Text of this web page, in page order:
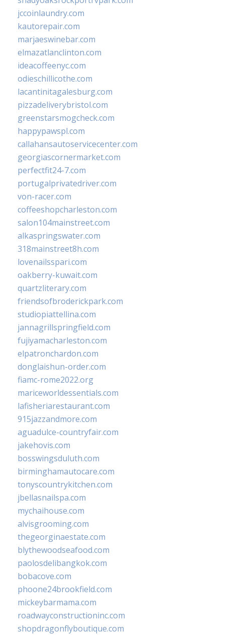
jccoinlaundry.com
kautorepair.com
marjaeswinebar.com
elmazatlanclinton.com
ideacoffeenyc.com
odieschillicothe.com
lacantinitagalesburg.com
pizzadeliverybristol.com
greenstarsmogcheck.com
happypawspl.com
callahansautoservicecenter.com
georgiascornermarket.com
perfectfit24-7.com
portugalprivatedriver.com
von-racer.com
coffeeshopcharleston.com
salon104mainstreet.com
alkaspringswater.com
318mainstreet8h.com
lovenailsspari.com
oakberry-kuwait.com
quartzliterary.com
friendsofbroderickpark.com
studiopiattellina.com
jannagrillspringfield.com
fujiyamacharleston.com
elpatronchardon.com
donglaishun-order.com
fiamc-rome2022.org
mariceworldessentials.com
lafisheriarestaurant.com
915jazzandmore.com
aguadulce-countryfair.com
jakehovis.com
bosswingsduluth.com
birminghamautocare.com
tonyscountrykitchen.com
jbellasnailspa.com
mychaihouse.com
alvisgrooming.com
thegeorginaestate.com
blythewoodseafood.com
paolosdelibangkok.com
bobacove.com
phoone24brookfield.com
mickeybarmama.com
roadwayconstructioninc.com
shopdragonflyboutique.com